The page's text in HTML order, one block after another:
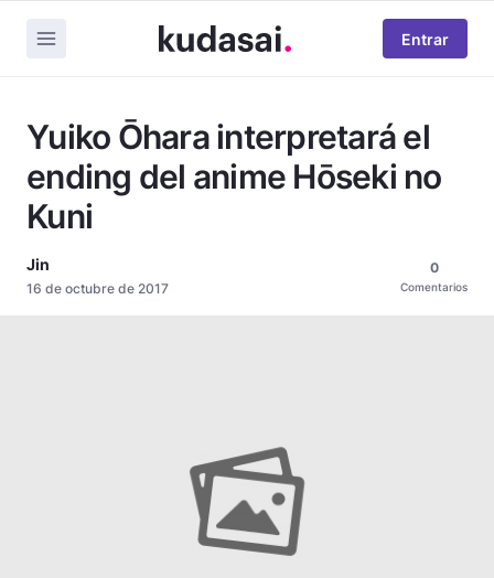
Entrar
Yuiko Ōhara interpretará el
ending del anime Hōseki no
Kuni
Jin
16 de octubre de 2017
0
Comentarios